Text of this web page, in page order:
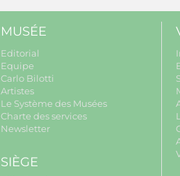
MUSÉE
Editorial
Equipe
Carlo Bilotti
Artistes
Le Système des Musées
Charte des services
Newsletter
SIÈGE